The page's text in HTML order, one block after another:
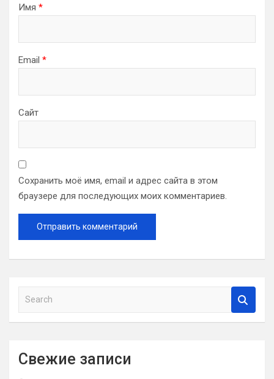
Имя *
Email *
Сайт
Сохранить моё имя, email и адрес сайта в этом
браузере для последующих моих комментариев.
a
c
Свежие записи